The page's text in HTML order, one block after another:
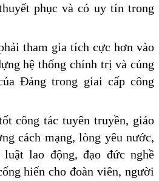
phục và có uy tín trong
tham gia tích cực hơn vào
hệ thống chính trị và củng
Đảng trong giai cấp công
công tác tuyên truyền, giáo
cách mạng, lòng yêu nước,
lao động, đạo đức nghề
hiến cho đoàn viên, người